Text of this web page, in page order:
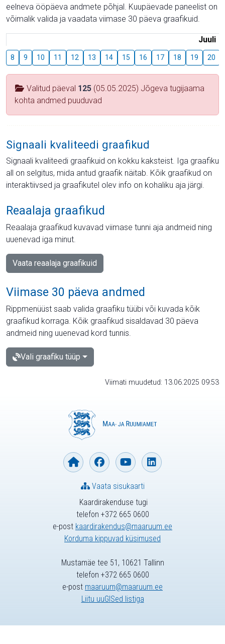
eelneva ööpäeva andmete põhjal. Kuupäevade paneelist on
võimalik valida ja vaadata viimase 30 päeva graafikuid.
Juuli
8 9 10 11 12 13 14 15 16 17 18 19 20
Valitud päeval 125 (05.05.2025) Jõgeva tugijaama
kohta andmed puuduvad
Signaali kvaliteedi graafikud
Signaali kvaliteedi graafikuid on kokku kaksteist. Iga graafiku
all on selgitus, mida antud graafik näitab. Kõik graafikud on
interaktiivsed ja graafikutel olev info on kohaliku aja järgi.
Reaalaja graafikud
Reaalaja graafikud kuvavad viimase tunni aja andmeid ning
uuenevad iga minut.
Vaata reaalaja graafikuid
Viimase 30 päeva andmed
Rippmenüüst saab valida graafiku tüübi või kuvada kõik
graafikud korraga. Kõik graafikud sisaldavad 30 päeva
andmeid ning uuenevad kord tunnis.
Vali graafiku tüüp
Viimati muudetud: 13.06.2025 09:53
Kaardirakenduse tugi
telefon +372 665 0600
e-post kaardirakendus@maaruum.ee
Korduma kippuvad küsimused
Vaata sisukaarti
Mustamäe tee 51, 10621 Tallinn
telefon +372 665 0600
e-post maaruum@maaruum.ee
Liitu uuGISed listiga